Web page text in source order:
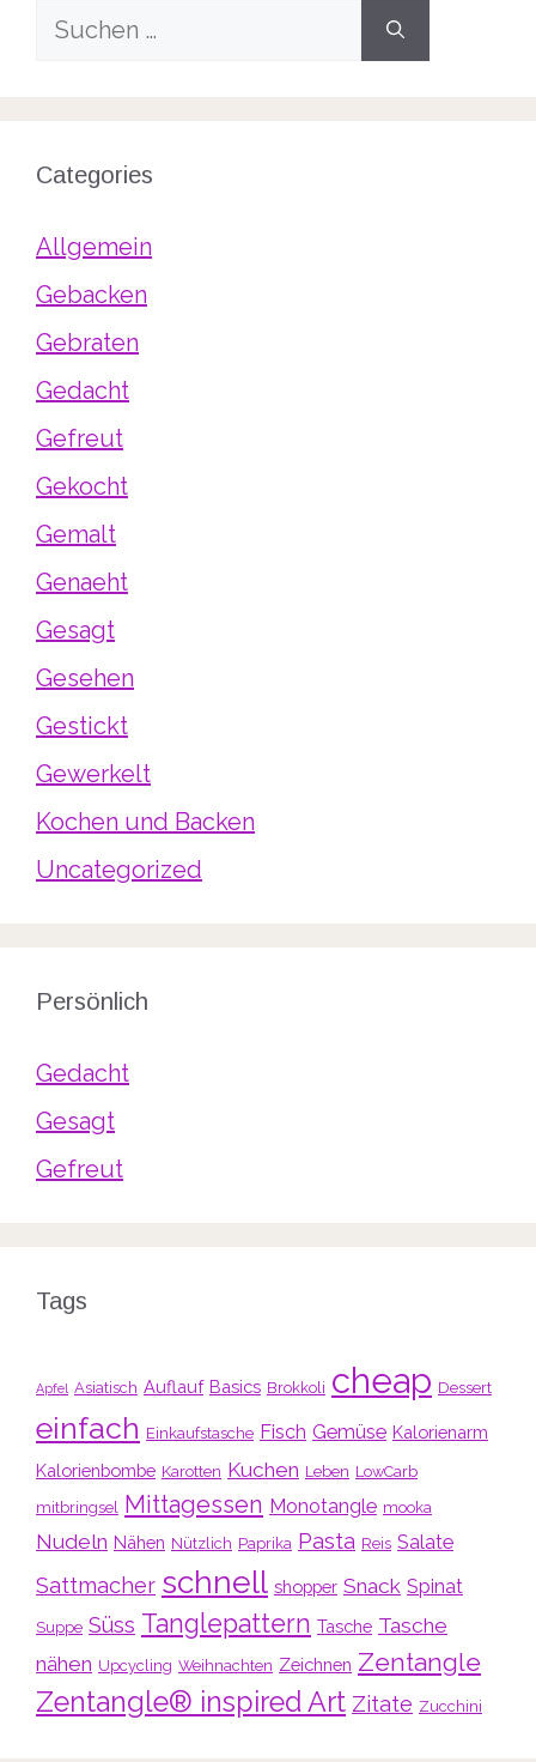
Suche
Categories
Allgemein
Gebacken
Gebraten
Gedacht
Gefreut
Gekocht
Gemalt
Genaeht
Gesagt
Gesehen
Gestickt
Gewerkelt
Kochen und Backen
Uncategorized
Persönlich
Gedacht
Gesagt
Gefreut
Tags
Apfel Asiatisch Auflauf Basics Brokkoli cheap Dessert
einfach Einkaufstasche Fisch Gemüse Kalorienarm
Kalorienbombe Karotten Kuchen Leben LowCarb
mitbringsel Mittagessen Monotangle mooka
Nudeln Nähen Nützlich Paprika Pasta Reis Salate
Sattmacher schnell shopper Snack Spinat
Suppe Süss Tanglepattern Tasche Tasche
nähen Upcycling Weihnachten Zeichnen Zentangle
Zentangle® inspired Art Zitate Zucchini